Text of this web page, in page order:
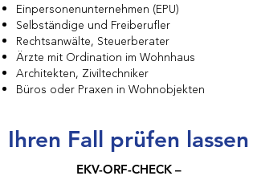
Einpersonenunternehmen (EPU)
Selbständige und Freiberufler
Rechtsanwälte, Steuerberater
Ärzte mit Ordination im Wohnhaus
Architekten, Ziviltechniker
Büros oder Praxen in Wohnobjekten
Ihren Fall prüfen lassen
EKV-ORF-CHECK –